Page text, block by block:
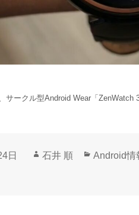
サークル型Android Wear「ZenWatch
日
作
石井 順
カ
Android情